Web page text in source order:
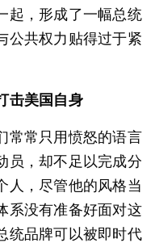
起，形成了一幅总统
公共权力贴得过于紧
击美国自身
常常只用愤怒的语言
员，却不足以完成分
人，尽管他的风格当
系没有准备好面对这
统品牌可以被即时代